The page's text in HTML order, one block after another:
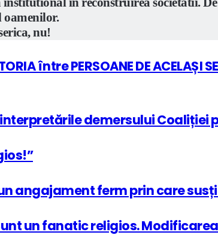
oamenilor.
nu!
între PERSOANE DE
demersului Coaliției
un angajament ferm prin care
un fanatic religios.